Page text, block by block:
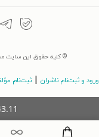
© کلیه حقوق این سایت
ورود و ثبت‌نام ناشران ثبت‌نام